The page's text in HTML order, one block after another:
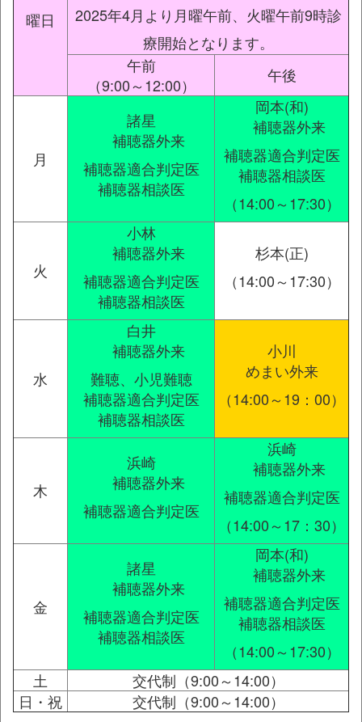
曜日
2025年4月より月曜午前、火曜午前9時診
療開始となります。
午前
（9:00～12:00）
午後
月
諸星
補聴器外来
補聴器適合判定医
補聴器相談医
岡本(和)
補聴器外来
補聴器適合判定医
補聴器相談医
（14:00～17:30）
火
小林
補聴器外来
補聴器適合判定医
補聴器相談医
杉本(正)
（14:00～17:30）
水
白井
補聴器外来
難聴、小児難聴
補聴器適合判定医
補聴器相談医
小川
めまい外来
（14:00～19：00）
木
浜崎
補聴器外来
補聴器適合判定医
浜崎
補聴器外来
補聴器適合判定医
（14:00～17：30）
金
諸星
補聴器外来
補聴器適合判定医
補聴器相談医
岡本(和)
補聴器外来
補聴器適合判定医
補聴器相談医
（14:00～17:30）
土
交代制（9:00～14:00）
日・祝
交代制（9:00～14:00）